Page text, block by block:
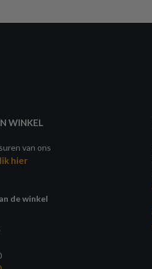
WINKEL
van ons
hier
de winkel